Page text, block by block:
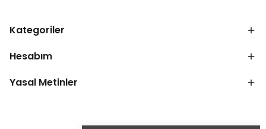
Kategoriler
Hesabım
Yasal Metinler